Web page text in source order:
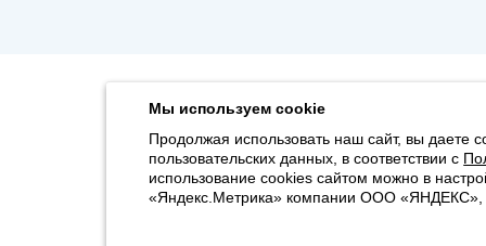
Мы используем cookie
Продолжая использовать наш сайт, вы даете
пользовательских данных, в соответствии с
использование cookies сайтом можно в
«Яндекс.Метрика» компании ООО «ЯНДЕКС»,